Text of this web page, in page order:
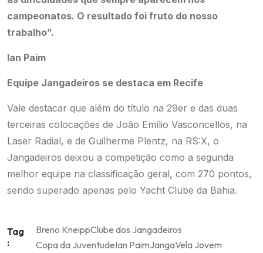
campeonatos. O resultado foi fruto do nosso
trabalho”.
Ian Paim
Equipe Jangadeiros se destaca em Recife
Vale destacar que além do título na 29er e das duas
terceiras colocações de João Emílio Vasconcellos, na
Laser Radial, e de Guilherme Plentz, na RS:X, o
Jangadeiros deixou a competição como a segunda
melhor equipe na classificação geral, com 270 pontos,
sendo superado apenas pelo Yacht Clube da Bahia.
Tag
:
Breno KneippClube dos Jangadeiros
Copa da JuventudeIan PaimJangaVela Jovem